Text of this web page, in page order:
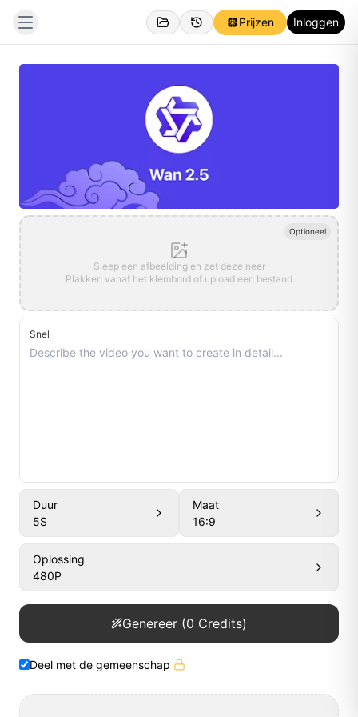
Prijzen Inloggen
Optioneel
Sleep een afbeelding en zet deze neer
Plakken vanaf het klembord of upload een bestand
Snel
Duur
5S
Maat
16:9
Oplossing
480P
Genereer (0 Credits)
Deel met de gemeenschap